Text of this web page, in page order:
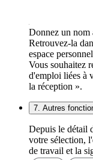
Donnez un nom
Retrouvez-la
espace
Vous souhaitez
d'emploi liées à
la réception ».
7. Autres
Depuis le détail
votre sélection,
de travail et la